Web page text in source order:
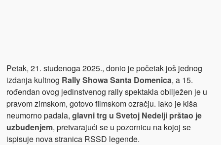
Petak, 21. studenoga 2025., donio je početak još jednog
izdanja kultnog Rally Showa Santa Domenica, a 15.
rođendan ovog jedinstvenog rally spektakla obilježen je u
pravom zimskom, gotovo filmskom ozračju. Iako je kiša
neumorno padala, glavni trg u Svetoj Nedelji prštao je
uzbuđenjem, pretvarajući se u pozornicu na kojoj se
ispisuje nova stranica RSSD legende.